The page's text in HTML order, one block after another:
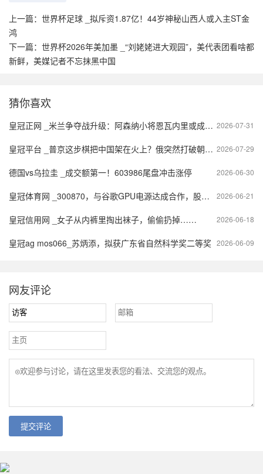
上一篇： 世界杯足球 _拟斥资1.87亿！44岁神秘山西人或入主ST金
鸿
下一篇： 世界杯2026年美加墨 _“刘姥姥进大观园”，美代表团看啥都
新鲜，美媒记者不忘抹黑中国
猜你喜欢
2026-07-31
皇冠正网 _米兰争夺战升级：阿森纳小将恩瓦内里或成新一代球星的转折点
2026-07-29
皇冠平台 _普京这步棋把中国架在火上？俄突然打破朝核20年约定
2026-06-30
德国vs乌拉圭 _成交额第一！603986尾盘冲击涨停
2026-06-21
皇冠体育网 _300870，与谷歌GPU电源达成合作，股价创历史新高
2026-06-18
皇冠信用网 _女子从内裤里掏出袜子，偷偷扔掉……
2026-06-09
皇冠ag mos066_苏炳添，拟获广东省自然科学奖二等奖
网友评论
提交评论